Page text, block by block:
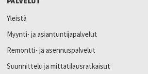
Yleistä
Myynti- ja asiantuntijapalvelut
Remontti- ja asennuspalvelut
Suunnittelu ja mittatilausratkaisut